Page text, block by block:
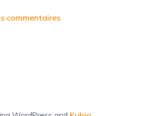
commentaires